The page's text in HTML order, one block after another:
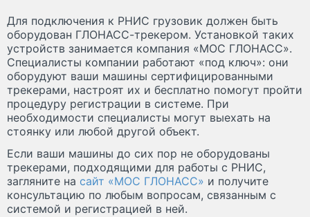
Для подключения к РНИС грузовик должен быть
оборудован ГЛОНАСС-трекером. Установкой таких
устройств занимается компания «МОС ГЛОНАСС».
Cпециалисты компании работают «под ключ»: они
оборудуют ваши машины сертифицированными
трекерами, настроят их и бесплатно помогут пройти
процедуру регистрации в системе. При
необходимости специалисты могут выехать на
стоянку или любой другой объект.
Если ваши машины до сих пор не оборудованы
трекерами, подходящими для работы с РНИС,
загляните на сайт «МОС ГЛОНАСС» и получите
консультацию по любым вопросам, связанным с
системой и регистрацией в ней.